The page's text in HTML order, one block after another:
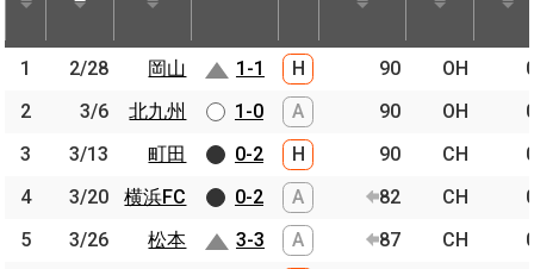
節 開催日 相手 スコア 出場時間 Pos. ゴー
1 2/28 岡山 1-1 H 90 OH
2
3/6 北九州 1-0 A 90 OH
3
3/13 町田 0-2 H 90 CH
4
3/20 横浜FC 0-2 A 82 CH
5
3/26 松本 3-3 A 87 CH
1 2/28
岡山
2
3/6
北九州
3
3/13
町田
4
3/20
横浜FC
5
3/26
松本